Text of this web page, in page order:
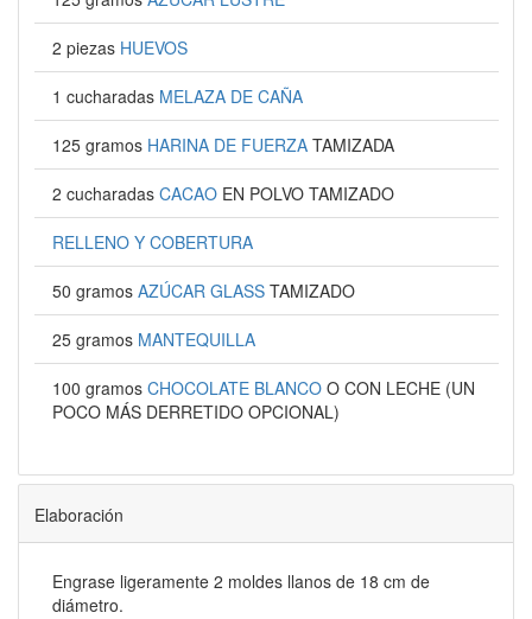
2 piezas HUEVOS
1 cucharadas MELAZA DE CAÑA
125 gramos HARINA DE FUERZA TAMIZADA
2 cucharadas CACAO EN POLVO TAMIZADO
RELLENO Y COBERTURA
50 gramos AZÚCAR GLASS TAMIZADO
25 gramos MANTEQUILLA
100 gramos CHOCOLATE BLANCO O CON LECHE (UN
POCO MÁS DERRETIDO OPCIONAL)
Elaboración
Engrase ligeramente 2 moldes llanos de 18 cm de
diámetro.